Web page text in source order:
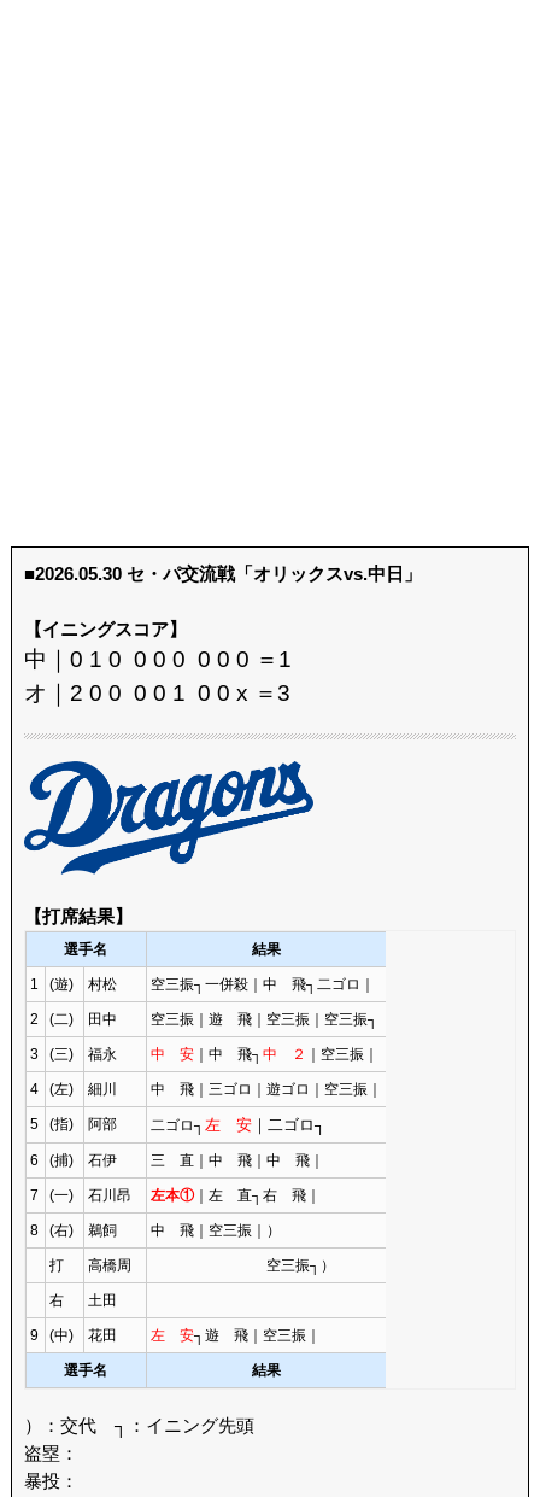
■2026.05.30 セ・パ交流戦「オリックスvs.中日」
【イニングスコア】
中｜0 1 0 0 0 0 0 0 0 ＝1
オ｜2 0 0 0 0 1 0 0 x ＝3
【打席結果】
選手名 結果
1 (遊) 村松 空三振┐一併殺｜中 飛┐二ゴロ｜
2 (二) 田中 空三振｜遊 飛｜空三振｜空三振┐
3 (三) 福永 中 安｜中 飛┐ 中 ２ ｜空三振｜
4 (左) 細川 中 飛｜三ゴロ｜遊ゴロ｜空三振｜
5 (指) 阿部 二ゴロ┐ 左 安｜二ゴロ┐
6 (捕) 石伊 三 直｜中 飛｜中 飛｜
7 (一) 石川昂 左本①｜左 直┐右 飛｜
8 (右) 鵜飼 中 飛｜空三振｜）
打 高橋周 空三振┐）
右 土田
9 (中) 花田 左 安┐遊 飛｜空三振｜
選手名 結果
）：交代 ┐：イニング先頭
盗塁：
暴投：